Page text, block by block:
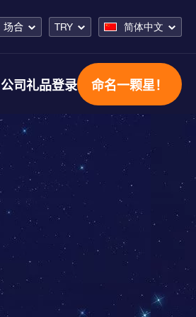
场合 TRY 简体中文
公司礼品登录 命名一颗星！